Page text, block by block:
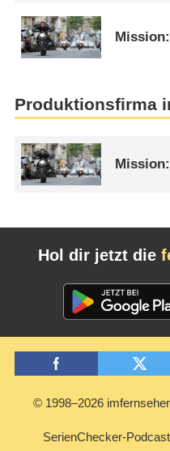
Produktionsfirma
Hol dir jetzt die
© 1998–2026
SerienChecker-Podcast